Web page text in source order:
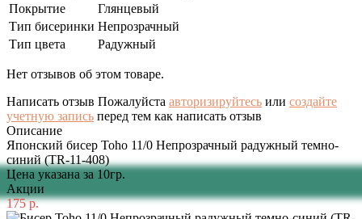
Покрытие
Глянцевый
Тип бисеринки Непрозрачный
Тип цвета
Радужный
Нет отзывов об этом товаре.
Написать отзыв Пожалуйста авторизируйтесь или создайте
учетную запись перед тем как написать отзыв
Описание
Японский бисер Toho 11/0 Непрозрачный радужный темно-
синий (TR-11-408)
Цена указана за 10гр.
Акции
175 р.